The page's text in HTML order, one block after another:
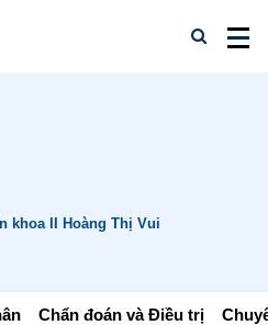
khoa II Hoàng Thị Vui
Chẩn đoán và Điều trị